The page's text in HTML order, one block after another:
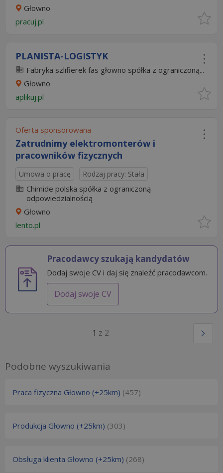
Głowno
pracuj.pl
PLANISTA-LOGISTYK
Fabryka szlifierek fas głowno spółka z ograniczoną...
Głowno
aplikuj.pl
Oferta sponsorowana
Zatrudnimy elektromonterów i
pracowników fizycznych
Umowa o pracę Rodzaj pracy: Stała
Chimide polska spółka z ograniczoną
odpowiedzialnością
Głowno
lento.pl
Pracodawcy szukają kandydatów
Dodaj swoje CV i daj się znaleźć pracodawcom.
Dodaj swoje CV
1 z 2
Podobne wyszukiwania
Praca fizyczna Głowno (+25km) (457)
Produkcja Głowno (+25km) (303)
Obsługa klienta Głowno (+25km) (268)